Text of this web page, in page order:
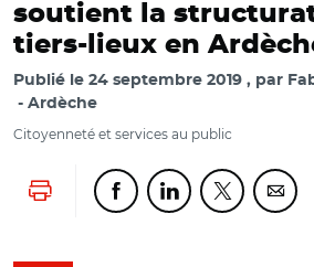
soutient la
tiers-lieux en
Publié le 24 septembre 2019 par
Ardèche
Citoyenneté et services au public
Lancer l'impressionPartager cette page sur
Partager cette
Partager